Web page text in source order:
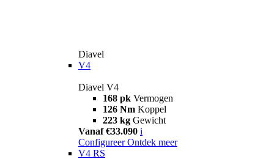
Diavel
V4
Diavel V4
168 pk Vermogen
126 Nm Koppel
223 kg Gewicht
Vanaf €33.090 i
Configureer Ontdek meer
V4 RS